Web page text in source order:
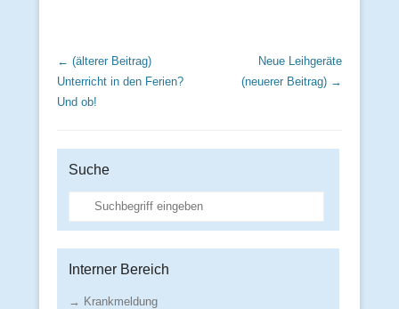
Beitrags Übersicht
← (älterer Beitrag)
Unterricht in den Ferien?
Und ob!
Neue Leihgeräte
(neuerer Beitrag) →
Suche
Suche
Interner Bereich
→ Krankmeldung